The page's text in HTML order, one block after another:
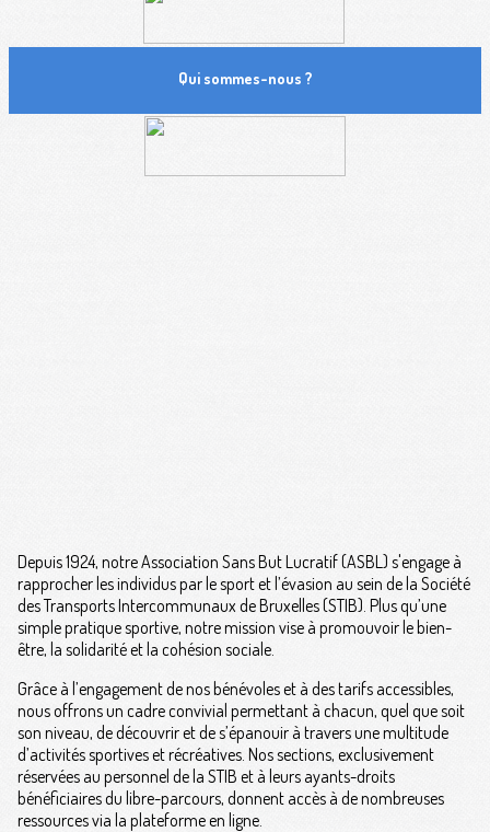
Qui sommes-nous ?
Depuis 1924, notre Association Sans But Lucratif (ASBL) s'engage à
rapprocher les individus par le sport et l’évasion au sein de la Société
des Transports Intercommunaux de Bruxelles (STIB). Plus qu’une
simple pratique sportive, notre mission vise à promouvoir le bien-
être, la solidarité et la cohésion sociale.
Grâce à l’engagement de nos bénévoles et à des tarifs accessibles,
nous offrons un cadre convivial permettant à chacun, quel que soit
son niveau, de découvrir et de s’épanouir à travers une multitude
d’activités sportives et récréatives. Nos sections, exclusivement
réservées au personnel de la STIB et à leurs ayants-droits
bénéficiaires du libre-parcours, donnent accès à de nombreuses
ressources via la plateforme en ligne.